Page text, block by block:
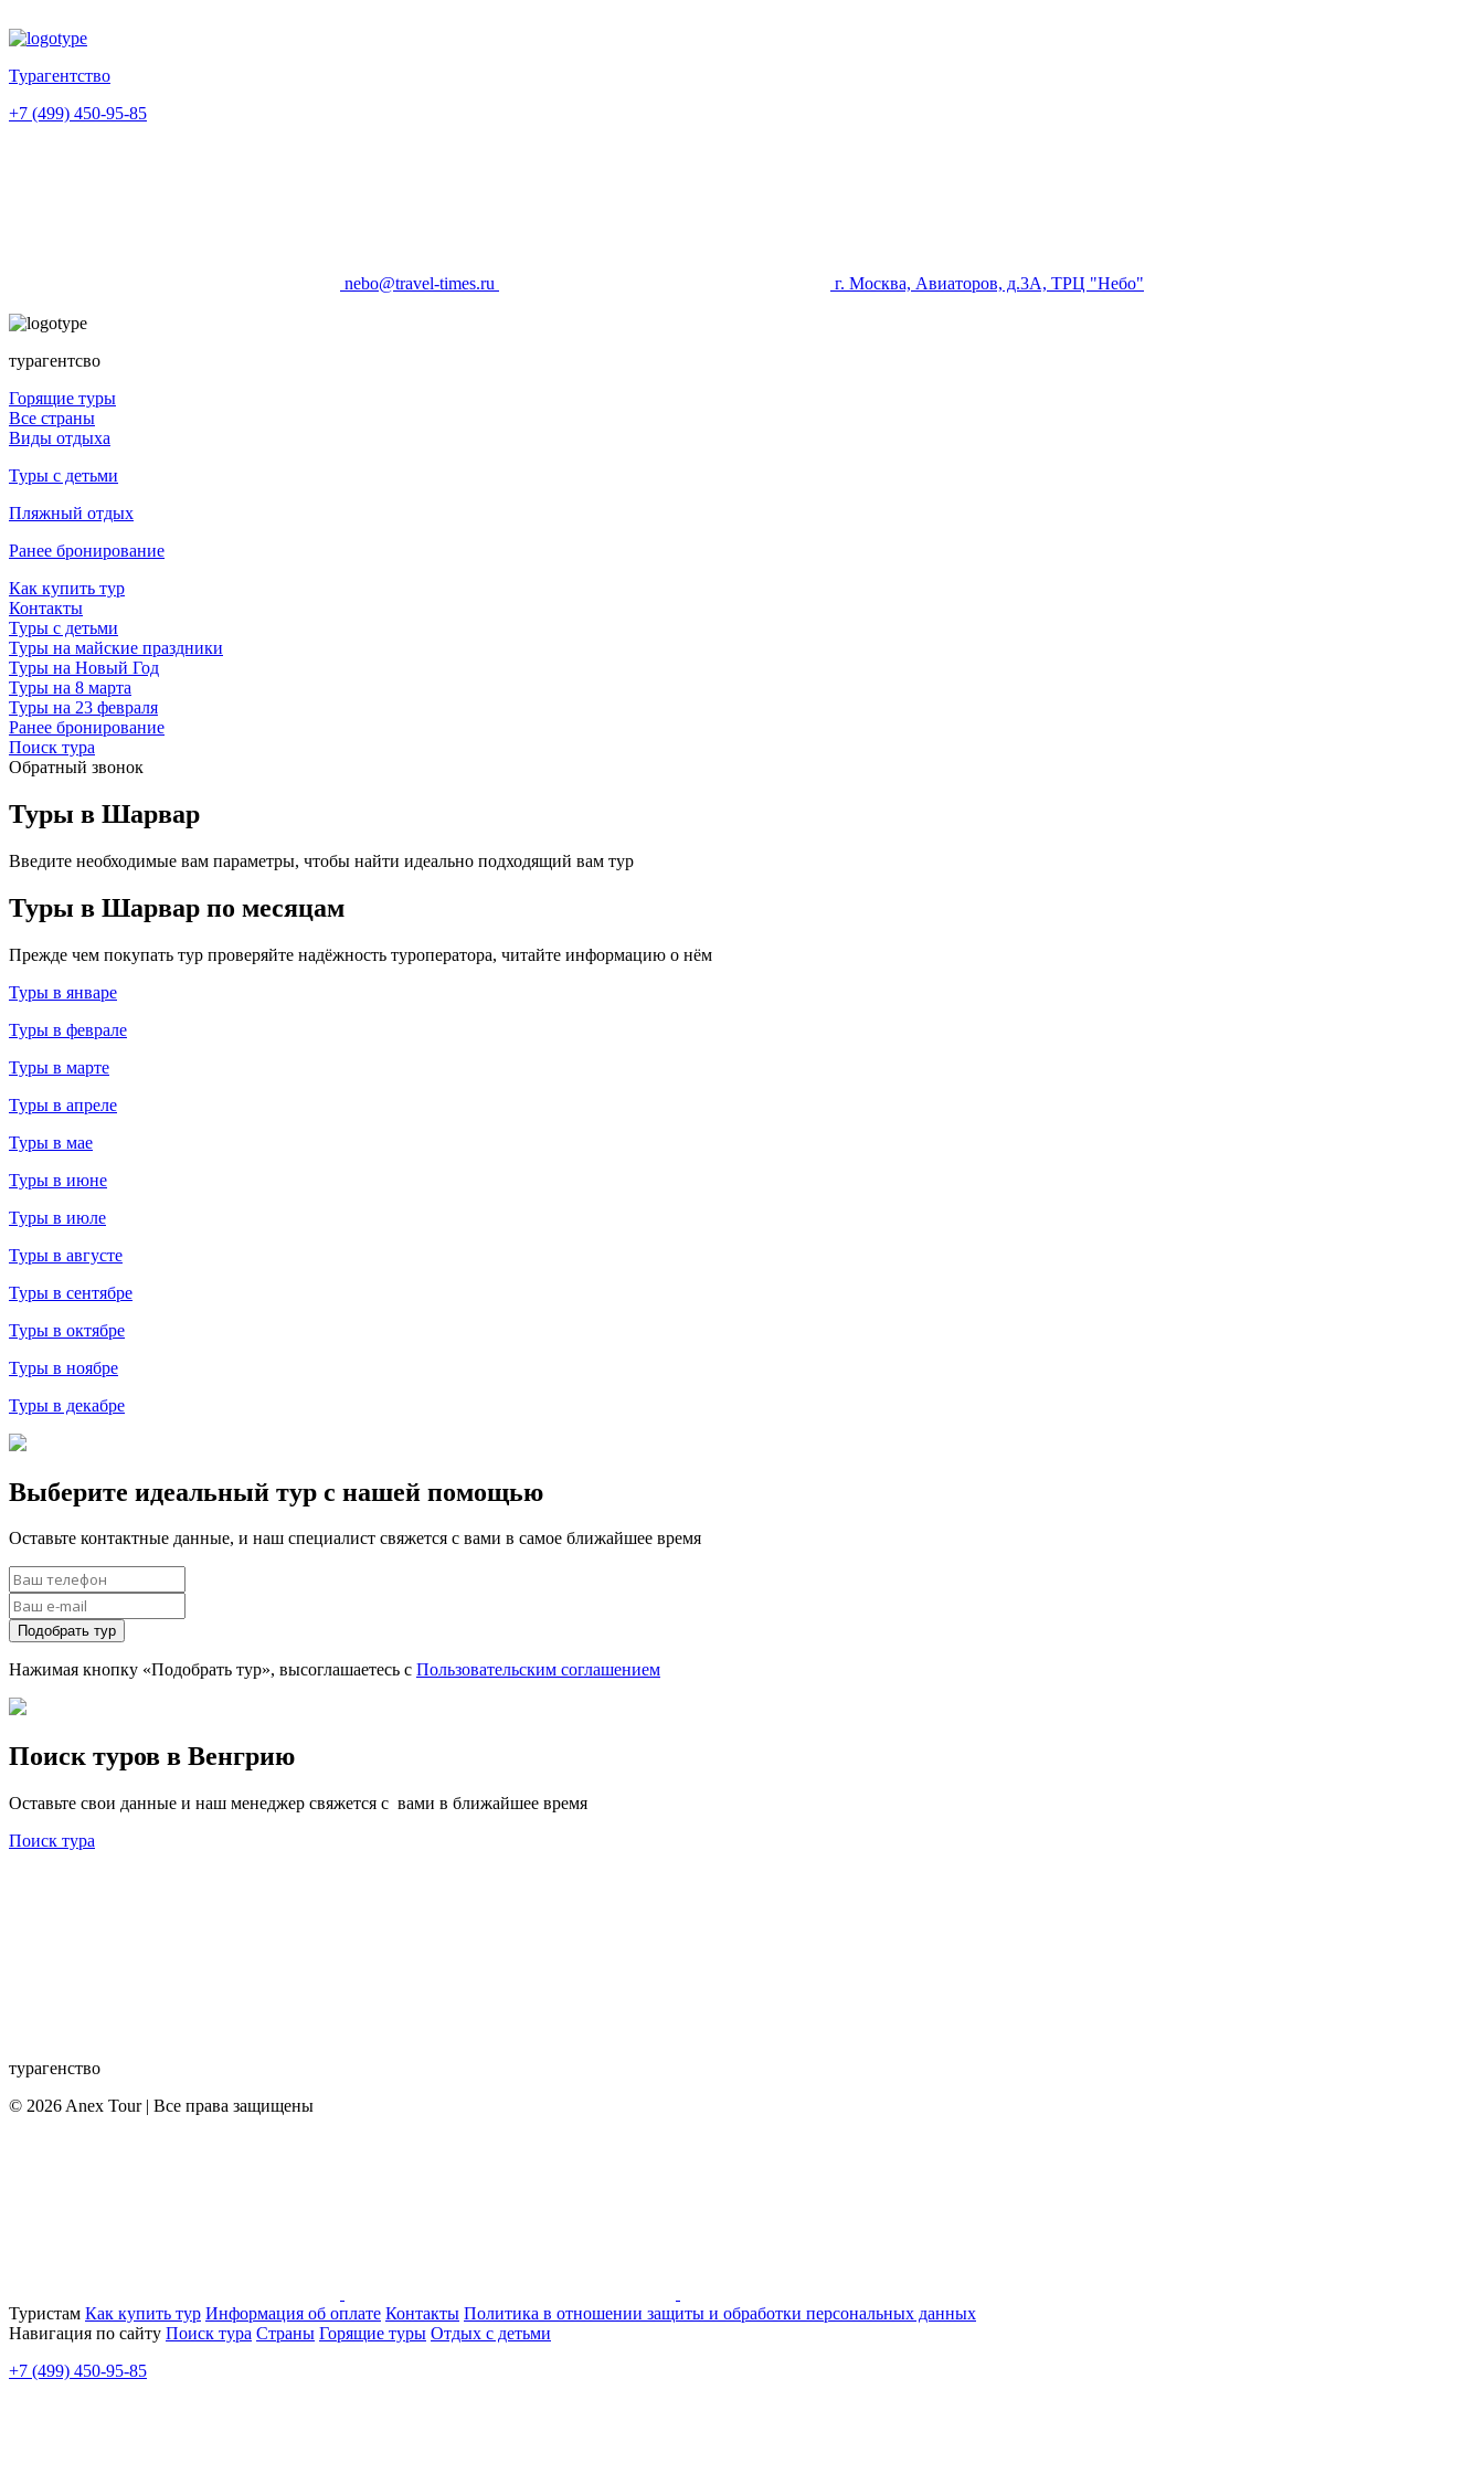
Турагентство
+7 (499) 450-95-85
nebo@travel-times.ru г. Москва, Авиаторов, д.3А, ТРЦ "Небо"
турагентсво
Горящие туры
Все страны
Виды отдыха
Туры с детьми
Пляжный отдых
Ранее бронирование
Как купить тур
Контакты
Туры с детьми
Туры на майские праздники
Туры на Новый Год
Туры на 8 марта
Туры на 23 февраля
Ранее бронирование
Поиск тура
Обратный звонок
Туры в Шарвар
Введите необходимые вам параметры, чтобы найти идеально подходящий вам тур
Туры в Шарвар по месяцам
Прежде чем покупать тур проверяйте надёжность туроператора, читайте информацию о нём
Туры в январе
Туры в феврале
Туры в марте
Туры в апреле
Туры в мае
Туры в июне
Туры в июле
Туры в августе
Туры в сентябре
Туры в октябре
Туры в ноябре
Туры в декабре
Выберите идеальный тур с нашей помощью
Оставьте контактные данные, и наш специалист свяжется с вами в самое ближайшее время
Подобрать тур
Нажимая кнопку «Подобрать тур», высоглашаетесь с Пользовательским соглашением
Поиск туров в Венгрию
Оставьте свои данные и наш менеджер свяжется с вами в ближайшее время
Поиск тура
турагенство
© 2026 Anex Tour | Все права защищены
Туристам Как купить тур Информация об оплате Контакты Политика в отношении защиты и обработки персональных данных
Навигация по сайту Поиск тура Страны Горящие туры Отдых с детьми
+7 (499) 450-95-85